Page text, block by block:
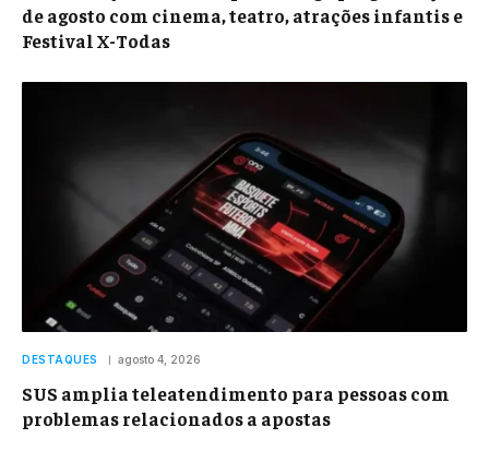
de agosto com cinema, teatro, atrações infantis e
Festival X-Todas
DESTAQUES agosto 4, 2026
SUS amplia teleatendimento para pessoas com
problemas relacionados a apostas